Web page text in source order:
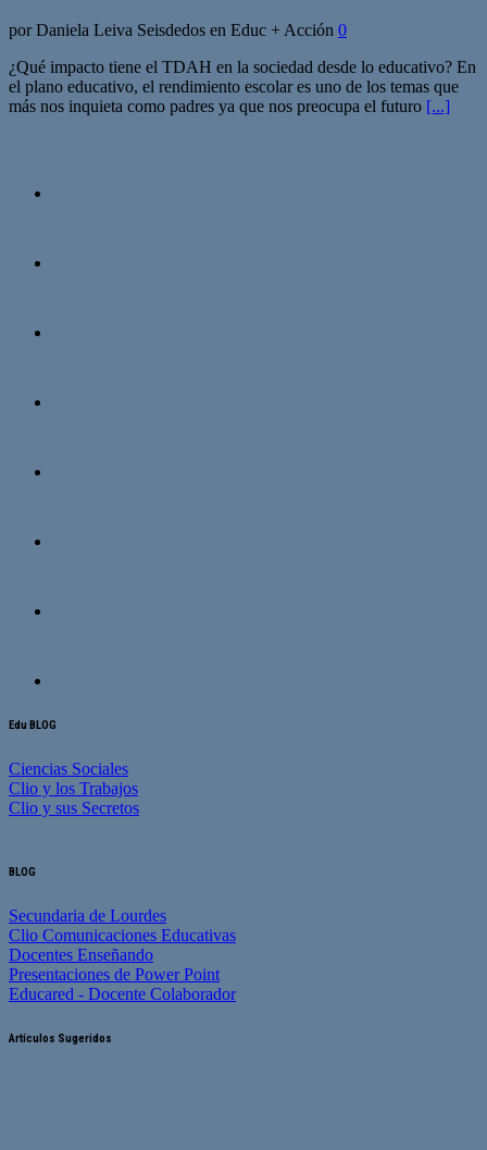
por Daniela Leiva Seisdedos en Educ + Acción 0
¿Qué impacto tiene el TDAH en la sociedad desde lo educativo? En
el plano educativo, el rendimiento escolar es uno de los temas que
más nos inquieta como padres ya que nos preocupa el futuro [...]
Edu BLOG
Ciencias Sociales
Clio y los Trabajos
Clio y sus Secretos
BLOG
Secundaria de Lourdes
Clio Comunicaciones Educativas
Docentes Enseñando
Presentaciones de Power Point
Educared - Docente Colaborador
Artículos Sugeridos